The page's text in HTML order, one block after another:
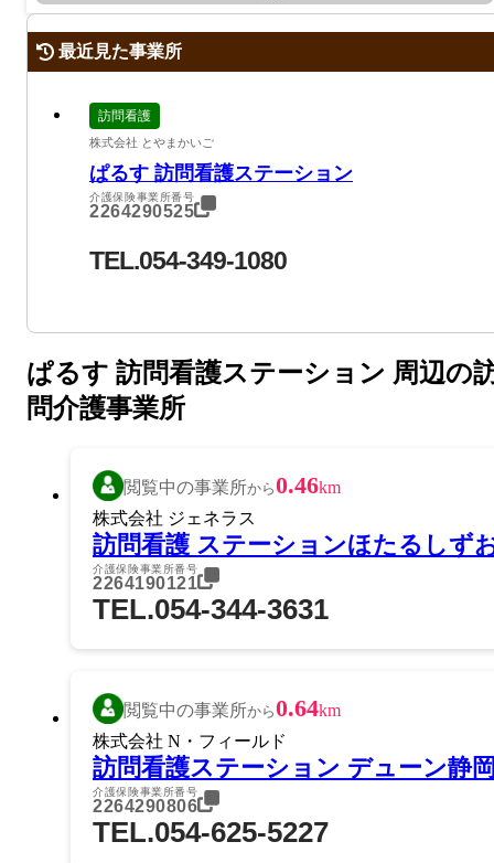
最近見た事業所
訪問看護
株式会社 とやまかいご
ぱるす 訪問看護ステーション
介護保険事業所番号
2264290525
TEL.054-349-1080
ぱるす 訪問看護ステーション 周辺の
問介護事業所
閲覧中の事業所から0.46km
株式会社 ジェネラス
訪問看護 ステーションほたるしず
介護保険事業所番号
2264190121
TEL.054-344-3631
閲覧中の事業所から0.64km
株式会社 N・フィールド
訪問看護ステーション デューン静
介護保険事業所番号
2264290806
TEL.054-625-5227